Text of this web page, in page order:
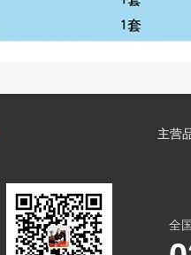
主营
全